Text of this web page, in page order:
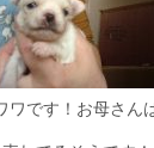
です！お母さん